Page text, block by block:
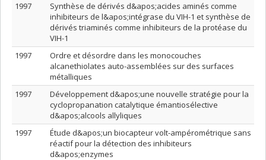
1997
Synthèse de dérivés d&apos;acides aminés comme
inhibiteurs de l&apos;intégrase du VIH-1 et synthèse de
dérivés triaminés comme inhibiteurs de la protéase du
VIH-1
1997
Ordre et désordre dans les monocouches
alcanethiolates auto-assemblées sur des surfaces
métalliques
1997
Développement d&apos;une nouvelle stratégie pour la
cyclopropanation catalytique émantiosélective
d&apos;alcools allyliques
1997
Étude d&apos;un biocapteur volt-ampérométrique sans
réactif pour la détection des inhibiteurs
d&apos;enzymes